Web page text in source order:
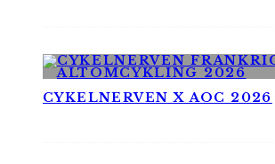
CYKELNERVEN X AOC 2026